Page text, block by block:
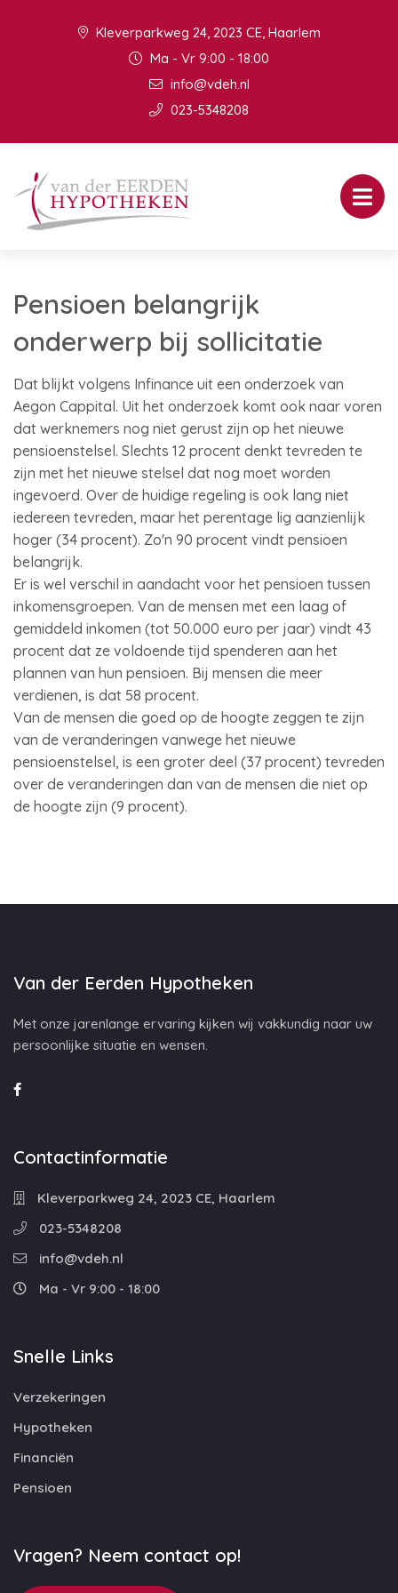
Kleverparkweg 24, 2023 CE, Haarlem
Ma - Vr 9:00 - 18:00
info@vdeh.nl
023-5348208
Pensioen belangrijk
onderwerp bij sollicitatie
Dat blijkt volgens Infinance uit een onderzoek van
Aegon Cappital. Uit het onderzoek komt ook naar voren
dat werknemers nog niet gerust zijn op het nieuwe
pensioenstelsel. Slechts 12 procent denkt tevreden te
zijn met het nieuwe stelsel dat nog moet worden
ingevoerd. Over de huidige regeling is ook lang niet
iedereen tevreden, maar het perentage lig aanzienlijk
hoger (34 procent). Zo'n 90 procent vindt pensioen
belangrijk.
Er is wel verschil in aandacht voor het pensioen tussen
inkomensgroepen. Van de mensen met een laag of
gemiddeld inkomen (tot 50.000 euro per jaar) vindt 43
procent dat ze voldoende tijd spenderen aan het
plannen van hun pensioen. Bij mensen die meer
verdienen, is dat 58 procent.
Van de mensen die goed op de hoogte zeggen te zijn
van de veranderingen vanwege het nieuwe
pensioenstelsel, is een groter deel (37 procent) tevreden
over de veranderingen dan van de mensen die niet op
de hoogte zijn (9 procent).
Van der Eerden Hypotheken
Met onze jarenlange ervaring kijken wij vakkundig naar uw
persoonlijke situatie en wensen.
Contactinformatie
Kleverparkweg 24, 2023 CE, Haarlem
023-5348208
info@vdeh.nl
Ma - Vr 9:00 - 18:00
Snelle Links
Verzekeringen
Hypotheken
Financiën
Pensioen
Vragen? Neem contact op!